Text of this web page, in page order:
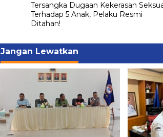
Tersangka Dugaan Kekerasan
Terhadap 5 Anak, Pelaku Resmi
Ditahan!
Jangan Lewatkan